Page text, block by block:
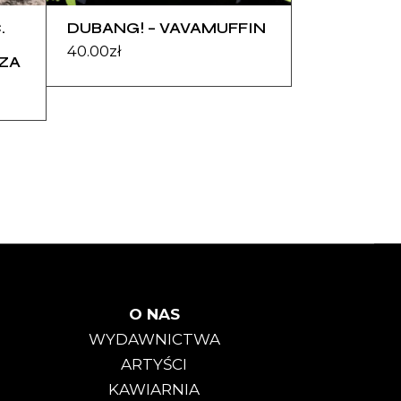
DUBANG! – VAVAMUFFIN
40.00zł
O NAS
WYDAWNICTWA
ARTYŚCI
KAWIARNIA